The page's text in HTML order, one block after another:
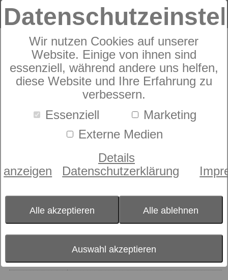
Wir nutzen Cookies auf unserer
Website. Einige von ihnen sind
essenziell, während andere uns helfen,
diese Website und Ihre Erfahrung zu
verbessern.
Essenziell
Marketing
Externe Medien
Details
anzeigen
Datenschutzerklärung
Alle akzeptieren Alle ablehnen
Auswahl akzeptieren
Kissenbezug
dormabell Cervical
Kundenbewertungen 5,0 von 4
Textilart
Jersey